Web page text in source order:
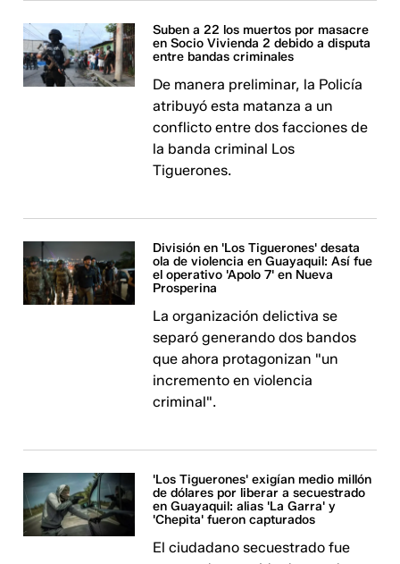
Suben a 22 los muertos por masacre
en Socio Vivienda 2 debido a disputa
entre bandas criminales
De manera preliminar, la Policía
atribuyó esta matanza a un
conflicto entre dos facciones de
la banda criminal Los
Tiguerones.
División en 'Los Tiguerones' desata
ola de violencia en Guayaquil: Así fue
el operativo 'Apolo 7' en Nueva
Prosperina
La organización delictiva se
separó generando dos bandos
que ahora protagonizan "un
incremento en violencia
criminal".
'Los Tiguerones' exigían medio millón
de dólares por liberar a secuestrado
en Guayaquil: alias 'La Garra' y
'Chepita' fueron capturados
El ciudadano secuestrado fue